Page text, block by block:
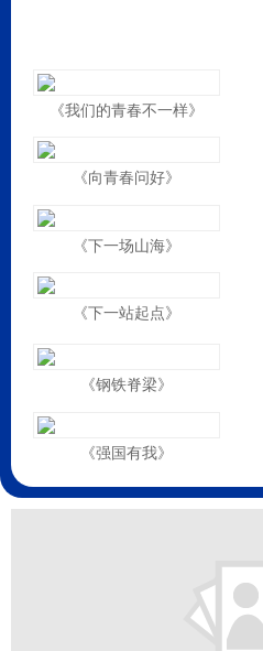
《我们的青春不一样》
《向青春问好》
《下一场山海》
《下一站起点》
《钢铁脊梁》
《强国有我》